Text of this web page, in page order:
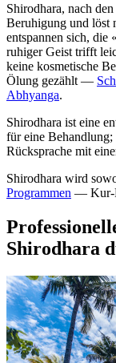
Shirodhara, nach
Beruhigung und löst
entspannen sich, die
ruhiger Geist trifft
keine kosmetische
Ölung gezählt —
Abhyanga.
Shirodhara ist eine
für eine
Rücksprache mit
Shirodhara wird
Programmen — Kur-
Shirodhara